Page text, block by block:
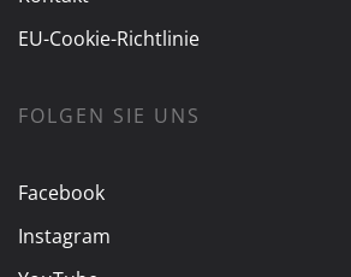
EU-Cookie-Richtlinie
FOLGEN SIE UNS
Facebook
Instagram